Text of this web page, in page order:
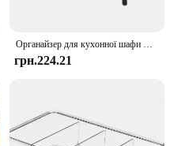
Органайзер для кухонної шафи Полиця Залізний стелаж для зберігання Тримач Шафа для ванної кімнати Органайзер для їжі Комори Організація та полиці для зберігання
грн.224.21